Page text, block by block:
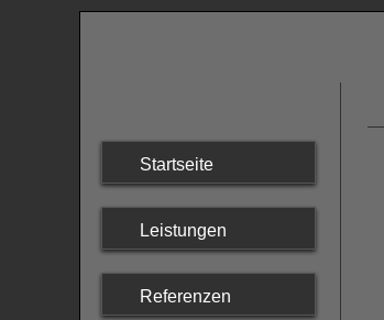
Startseite
Leistungen
Referenzen